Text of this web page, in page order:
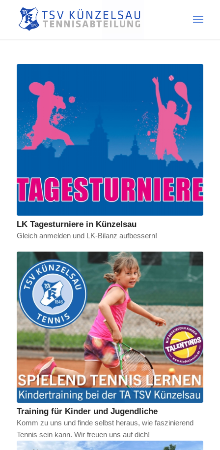
LK Tagesturniere in Künzelsau
Gleich anmelden und LK-Bilanz aufbessern!
Training für Kinder und Jugendliche
Komm zu uns und finde selbst heraus, wie faszinierend
Tennis sein kann. Wir freuen uns auf dich!